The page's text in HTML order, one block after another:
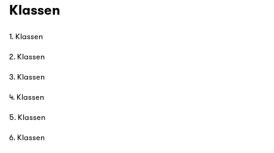
Klassen
1. Klassen
2. Klassen
3. Klassen
4. Klassen
5. Klassen
6. Klassen